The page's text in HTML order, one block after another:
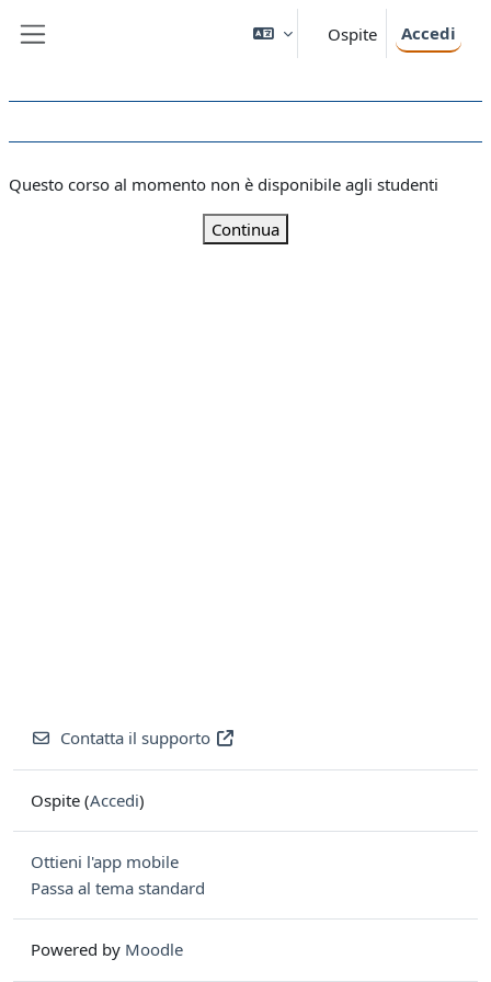
Ospite Accedi
Questo corso al momento non è disponibile agli studenti
Continua
Contatta il supporto
Ospite (Accedi)
Ottieni l'app mobile
Passa al tema standard
Powered by Moodle